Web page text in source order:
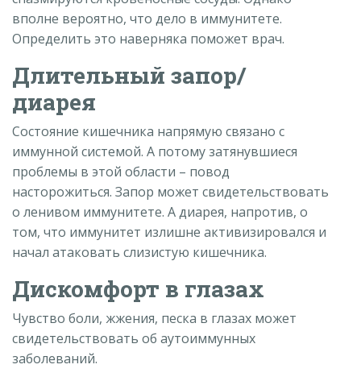
вполне вероятно, что дело в иммунитете.
Определить это наверняка поможет врач.
Длительный запор/
диарея
Состояние кишечника напрямую связано с
иммунной системой. А потому затянувшиеся
проблемы в этой области – повод
насторожиться. Запор может свидетельствовать
о ленивом иммунитете. А диарея, напротив, о
том, что иммунитет излишне активизировался и
начал атаковать слизистую кишечника.
Дискомфорт в глазах
Чувство боли, жжения, песка в глазах может
свидетельствовать об аутоиммунных
заболеваний.